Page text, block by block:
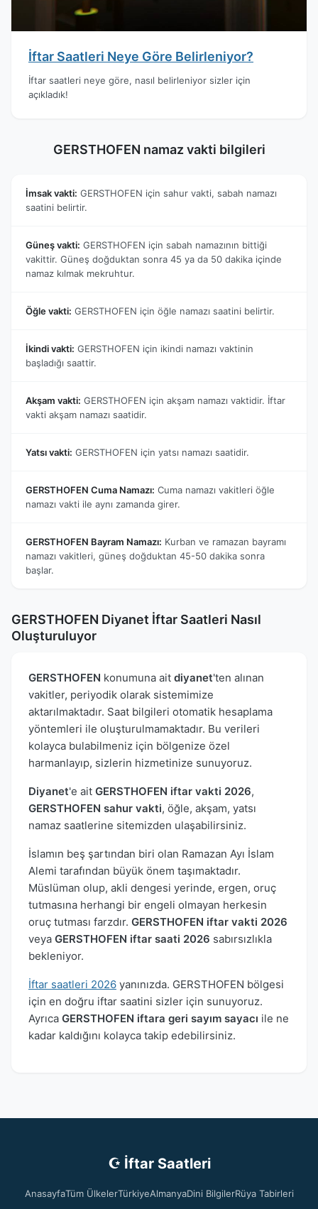
İftar Saatleri Neye Göre Belirleniyor?
İftar saatleri neye göre, nasıl belirleniyor sizler için
açıkladık!
GERSTHOFEN namaz vakti bilgileri
İmsak vakti: GERSTHOFEN için sahur vakti, sabah namazı
saatini belirtir.
Güneş vakti: GERSTHOFEN için sabah namazının bittiği
vakittir. Güneş doğduktan sonra 45 ya da 50 dakika içinde
namaz kılmak mekruhtur.
Öğle vakti: GERSTHOFEN için öğle namazı saatini belirtir.
İkindi vakti: GERSTHOFEN için ikindi namazı vaktinin
başladığı saattir.
Akşam vakti: GERSTHOFEN için akşam namazı vaktidir. İftar
vakti akşam namazı saatidir.
Yatsı vakti: GERSTHOFEN için yatsı namazı saatidir.
GERSTHOFEN Cuma Namazı: Cuma namazı vakitleri öğle
namazı vakti ile aynı zamanda girer.
GERSTHOFEN Bayram Namazı: Kurban ve ramazan bayramı
namazı vakitleri, güneş doğduktan 45-50 dakika sonra
başlar.
GERSTHOFEN Diyanet İftar Saatleri Nasıl
Oluşturuluyor
GERSTHOFEN konumuna ait diyanet'ten alınan
vakitler, periyodik olarak sistemimize
aktarılmaktadır. Saat bilgileri otomatik hesaplama
yöntemleri ile oluşturulmamaktadır. Bu verileri
kolayca bulabilmeniz için bölgenize özel
harmanlayıp, sizlerin hizmetinize sunuyoruz.
Diyanet'e ait GERSTHOFEN iftar vakti 2026,
GERSTHOFEN sahur vakti, öğle, akşam, yatsı
namaz saatlerine sitemizden ulaşabilirsiniz.
İslamın beş şartından biri olan Ramazan Ayı İslam
Alemi tarafından büyük önem taşımaktadır.
Müslüman olup, akli dengesi yerinde, ergen, oruç
tutmasına herhangi bir engeli olmayan herkesin
oruç tutması farzdır. GERSTHOFEN iftar vakti 2026
veya GERSTHOFEN iftar saati 2026 sabırsızlıkla
bekleniyor.
İftar saatleri 2026 yanınızda. GERSTHOFEN bölgesi
için en doğru iftar saatini sizler için sunuyoruz.
Ayrıca GERSTHOFEN iftara geri sayım sayacı ile ne
kadar kaldığını kolayca takip edebilirsiniz.
☪ İftar Saatleri
AnasayfaTüm ÜlkelerTürkiyeAlmanyaDini BilgilerRüya Tabirleri